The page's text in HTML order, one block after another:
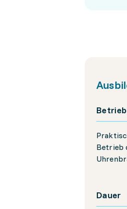
Betrieb
Betrieb
Dauer